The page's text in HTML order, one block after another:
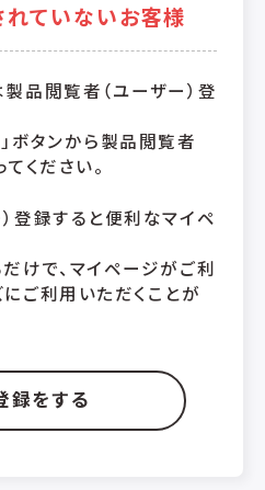
ていないお客様
品閲覧者（ユーザー）登
ボタンから製品閲覧者
ください。
登録すると便利なマイペ
けで、マイページがご利
ご利用いただくことが
録をする